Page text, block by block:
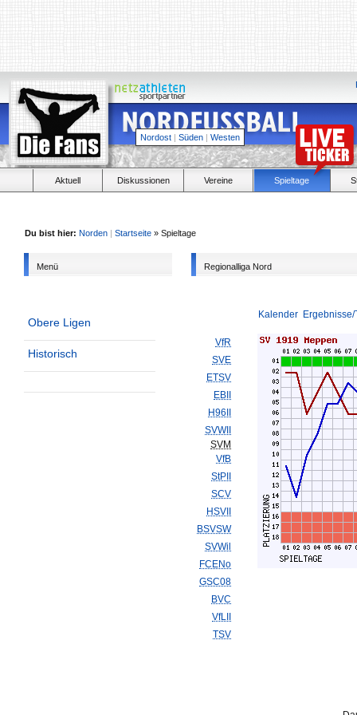
Nordost | Süden | Westen
Aktuell Diskussionen Vereine Spieltage
Du bist hier: Norden | Startseite » Spieltage
Menü
Obere Ligen
Historisch
Regionalliga Nord
Kalender
VfR
SVE
ETSV
EBII
H96II
SVWII
SVM
VfB
StPII
SCV
HSVII
BSVSW
SVWil
FCENo
GSC08
BVC
VfLII
TSV